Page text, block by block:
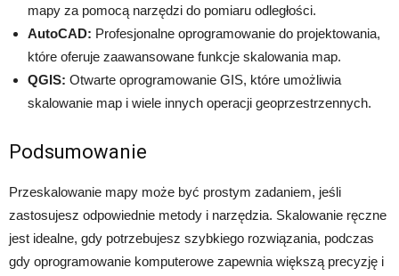
mapy za pomocą narzędzi do pomiaru odległości.
AutoCAD: Profesjonalne oprogramowanie do projektowania,
które oferuje zaawansowane funkcje skalowania map.
QGIS: Otwarte oprogramowanie GIS, które umożliwia
skalowanie map i wiele innych operacji geoprzestrzennych.
Podsumowanie
Przeskalowanie mapy może być prostym zadaniem, jeśli
zastosujesz odpowiednie metody i narzędzia. Skalowanie ręczne
jest idealne, gdy potrzebujesz szybkiego rozwiązania, podczas
gdy oprogramowanie komputerowe zapewnia większą precyzję i